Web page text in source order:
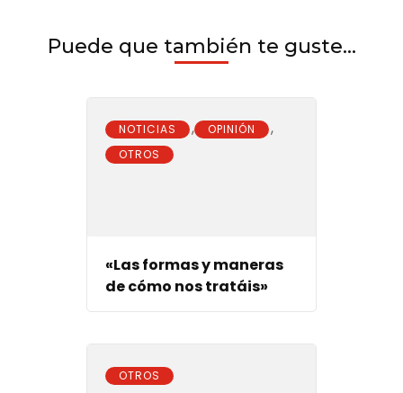
Puede que también te guste...
NOTICIAS , OPINIÓN ,
OTROS
«Las formas y maneras
de cómo nos tratáis»
OTROS